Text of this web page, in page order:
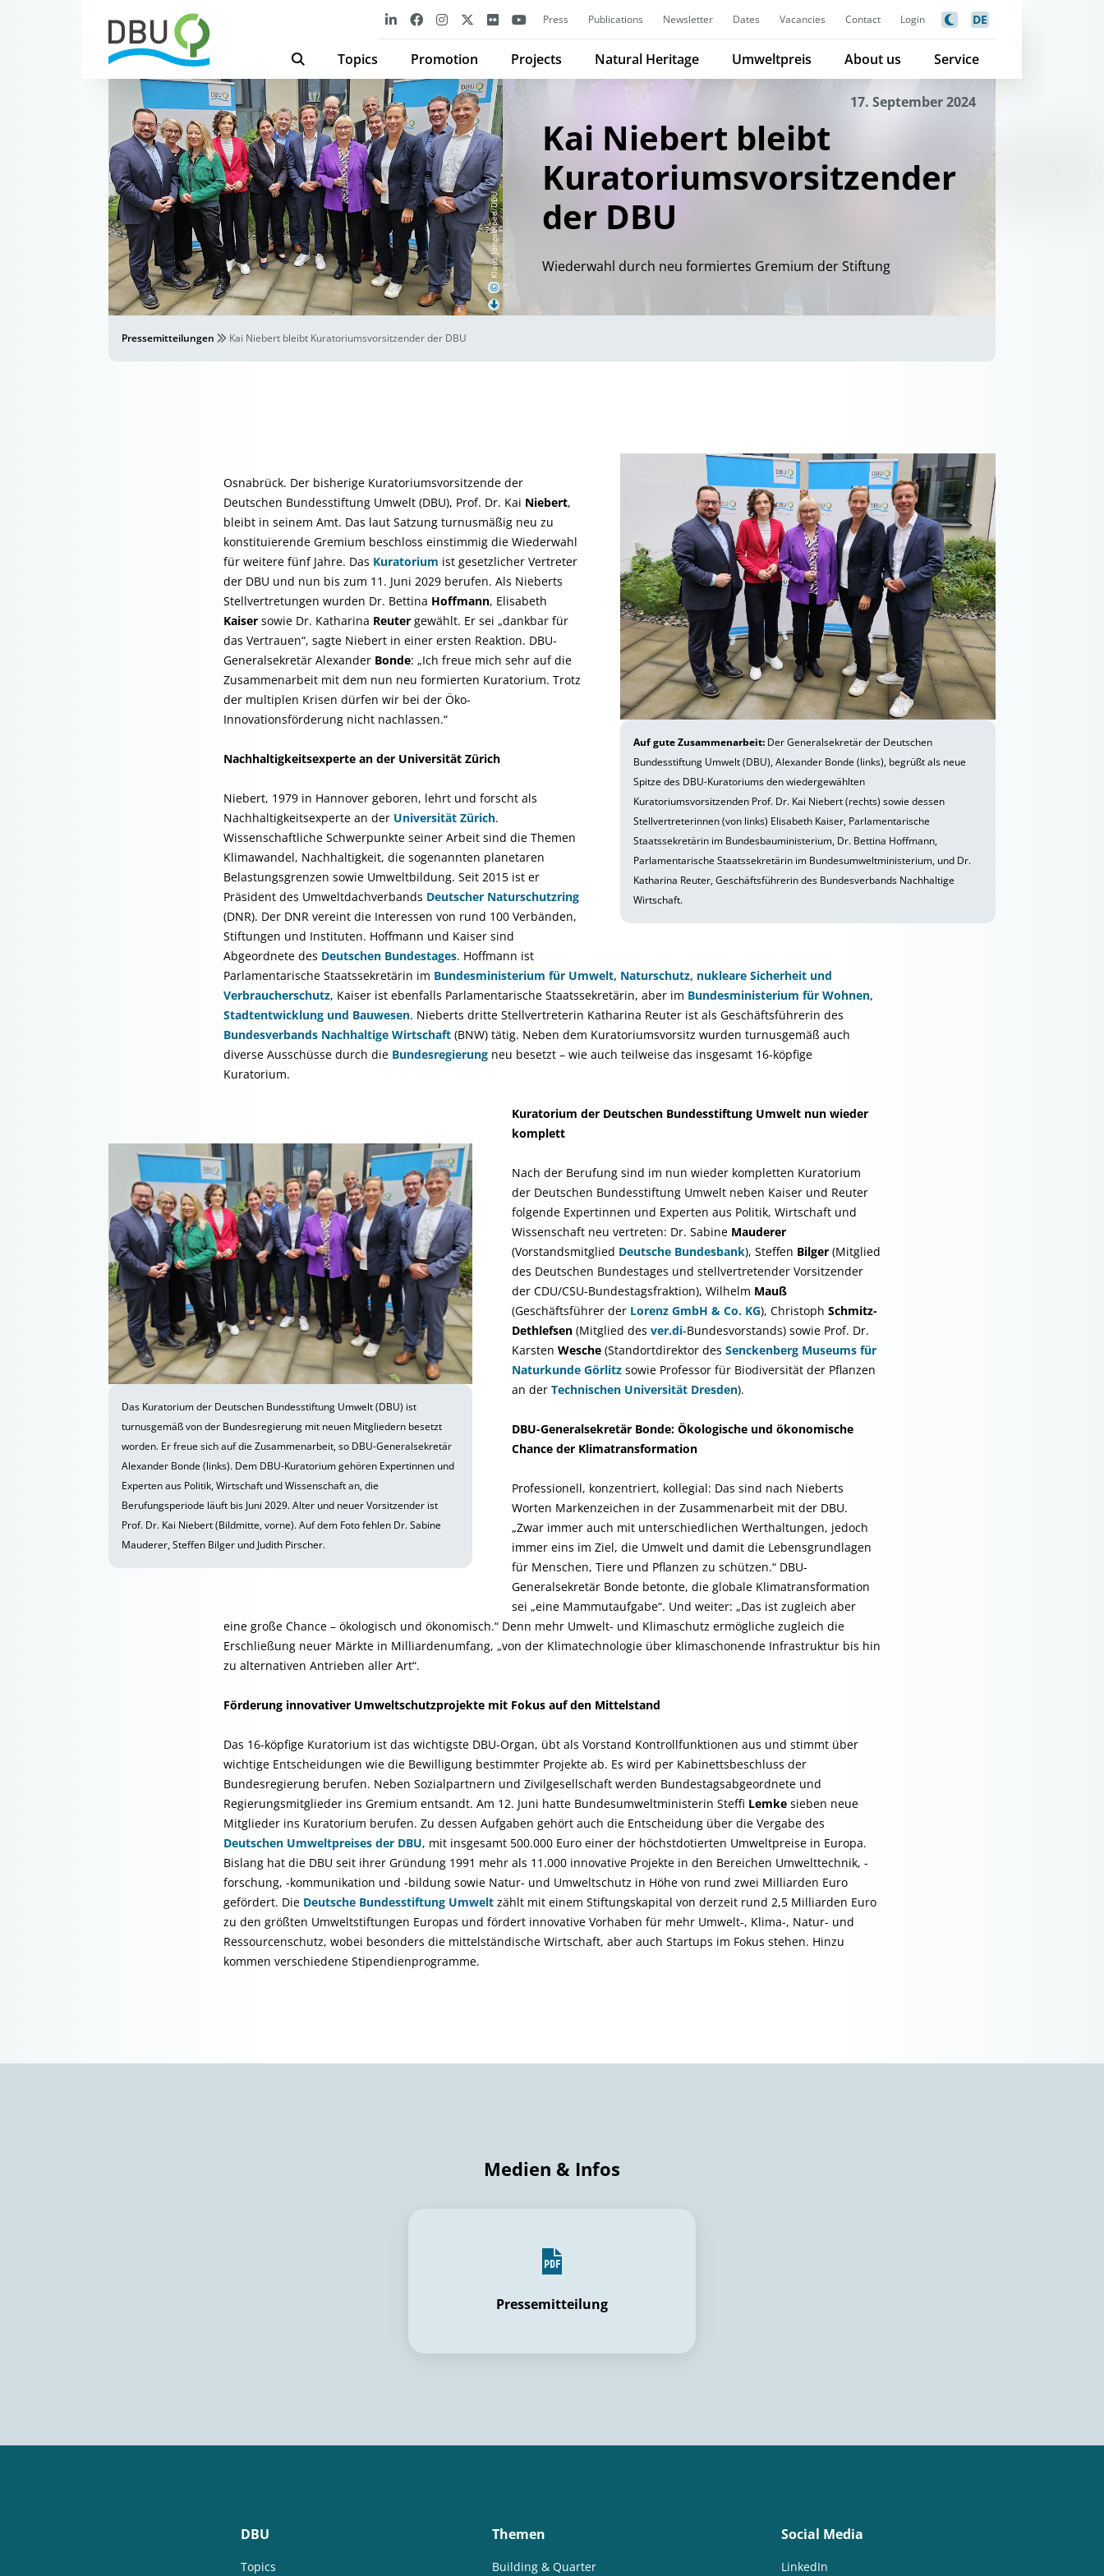
Press Publications Newsletter Dates Vacancies Contact Login DE
Topics Promotion Projects Natural Heritage Umweltpreis About us Service
©
Klaus Jongebloed/DBU
17. September 2024
Kai Niebert bleibt
Kuratoriumsvorsitzender
der DBU
Wiederwahl durch neu formiertes Gremium der Stiftung
Pressemitteilungen Kai Niebert bleibt Kuratoriumsvorsitzender der DBU
Auf gute Zusammenarbeit: Der Generalsekretär der Deutschen
Bundesstiftung Umwelt (DBU), Alexander Bonde (links), begrüßt als neue
Spitze des DBU-Kuratoriums den wiedergewählten
Kuratoriumsvorsitzenden Prof. Dr. Kai Niebert (rechts) sowie dessen
Stellvertreterinnen (von links) Elisabeth Kaiser, Parlamentarische
Staatssekretärin im Bundesbauministerium, Dr. Bettina Hoffmann,
Parlamentarische Staatssekretärin im Bundesumweltministerium, und Dr.
Katharina Reuter, Geschäftsführerin des Bundesverbands Nachhaltige
Wirtschaft.
Osnabrück. Der bisherige Kuratoriumsvorsitzende der
Deutschen Bundesstiftung Umwelt (DBU), Prof. Dr. Kai Niebert,
bleibt in seinem Amt. Das laut Satzung turnusmäßig neu zu
konstituierende Gremium beschloss einstimmig die Wiederwahl
für weitere fünf Jahre. Das Kuratorium ist gesetzlicher Vertreter
der DBU und nun bis zum 11. Juni 2029 berufen. Als Nieberts
Stellvertretungen wurden Dr. Bettina Hoffmann, Elisabeth
Kaiser sowie Dr. Katharina Reuter gewählt. Er sei „dankbar für
das Vertrauen“, sagte Niebert in einer ersten Reaktion. DBU-
Generalsekretär Alexander Bonde: „Ich freue mich sehr auf die
Zusammenarbeit mit dem nun neu formierten Kuratorium. Trotz
der multiplen Krisen dürfen wir bei der Öko-
Innovationsförderung nicht nachlassen.“
Nachhaltigkeitsexperte an der Universität Zürich
Niebert, 1979 in Hannover geboren, lehrt und forscht als
Nachhaltigkeitsexperte an der Universität Zürich.
Wissenschaftliche Schwerpunkte seiner Arbeit sind die Themen
Klimawandel, Nachhaltigkeit, die sogenannten planetaren
Belastungsgrenzen sowie Umweltbildung. Seit 2015 ist er
Präsident des Umweltdachverbands Deutscher Naturschutzring
(DNR). Der DNR vereint die Interessen von rund 100 Verbänden,
Stiftungen und Instituten. Hoffmann und Kaiser sind
Abgeordnete des Deutschen Bundestages. Hoffmann ist
Parlamentarische Staatssekretärin im Bundesministerium für Umwelt, Naturschutz, nukleare Sicherheit und
Verbraucherschutz, Kaiser ist ebenfalls Parlamentarische Staatssekretärin, aber im Bundesministerium für Wohnen,
Stadtentwicklung und Bauwesen. Nieberts dritte Stellvertreterin Katharina Reuter ist als Geschäftsführerin des
Bundesverbands Nachhaltige Wirtschaft (BNW) tätig. Neben dem Kuratoriumsvorsitz wurden turnusgemäß auch
diverse Ausschüsse durch die Bundesregierung neu besetzt – wie auch teilweise das insgesamt 16-köpfige
Kuratorium.
Das Kuratorium der Deutschen Bundesstiftung Umwelt (DBU) ist
turnusgemäß von der Bundesregierung mit neuen Mitgliedern besetzt
worden. Er freue sich auf die Zusammenarbeit, so DBU-Generalsekretär
Alexander Bonde (links). Dem DBU-Kuratorium gehören Expertinnen und
Experten aus Politik, Wirtschaft und Wissenschaft an, die
Berufungsperiode läuft bis Juni 2029. Alter und neuer Vorsitzender ist
Prof. Dr. Kai Niebert (Bildmitte, vorne). Auf dem Foto fehlen Dr. Sabine
Mauderer, Steffen Bilger und Judith Pirscher.
Kuratorium der Deutschen Bundesstiftung Umwelt nun wieder
komplett
Nach der Berufung sind im nun wieder kompletten Kuratorium
der Deutschen Bundesstiftung Umwelt neben Kaiser und Reuter
folgende Expertinnen und Experten aus Politik, Wirtschaft und
Wissenschaft neu vertreten: Dr. Sabine Mauderer
(Vorstandsmitglied Deutsche Bundesbank), Steffen Bilger (Mitglied
des Deutschen Bundestages und stellvertretender Vorsitzender
der CDU/CSU-Bundestagsfraktion), Wilhelm Mauß
(Geschäftsführer der Lorenz GmbH & Co. KG), Christoph Schmitz-
Dethlefsen (Mitglied des ver.di-Bundesvorstands) sowie Prof. Dr.
Karsten Wesche (Standortdirektor des Senckenberg Museums für
Naturkunde Görlitz sowie Professor für Biodiversität der Pflanzen
an der Technischen Universität Dresden).
DBU-Generalsekretär Bonde: Ökologische und ökonomische
Chance der Klimatransformation
Professionell, konzentriert, kollegial: Das sind nach Nieberts
Worten Markenzeichen in der Zusammenarbeit mit der DBU.
„Zwar immer auch mit unterschiedlichen Werthaltungen, jedoch
immer eins im Ziel, die Umwelt und damit die Lebensgrundlagen
für Menschen, Tiere und Pflanzen zu schützen.“ DBU-
Generalsekretär Bonde betonte, die globale Klimatransformation
sei „eine Mammutaufgabe“. Und weiter: „Das ist zugleich aber
eine große Chance – ökologisch und ökonomisch.“ Denn mehr Umwelt- und Klimaschutz ermögliche zugleich die
Erschließung neuer Märkte in Milliardenumfang, „von der Klimatechnologie über klimaschonende Infrastruktur bis hin
zu alternativen Antrieben aller Art“.
Förderung innovativer Umweltschutzprojekte mit Fokus auf den Mittelstand
Das 16-köpfige Kuratorium ist das wichtigste DBU-Organ, übt als Vorstand Kontrollfunktionen aus und stimmt über
wichtige Entscheidungen wie die Bewilligung bestimmter Projekte ab. Es wird per Kabinettsbeschluss der
Bundesregierung berufen. Neben Sozialpartnern und Zivilgesellschaft werden Bundestagsabgeordnete und
Regierungsmitglieder ins Gremium entsandt. Am 12. Juni hatte Bundesumweltministerin Steffi Lemke sieben neue
Mitglieder ins Kuratorium berufen. Zu dessen Aufgaben gehört auch die Entscheidung über die Vergabe des
Deutschen Umweltpreises der DBU, mit insgesamt 500.000 Euro einer der höchstdotierten Umweltpreise in Europa.
Bislang hat die DBU seit ihrer Gründung 1991 mehr als 11.000 innovative Projekte in den Bereichen Umwelttechnik, -
forschung, -kommunikation und -bildung sowie Natur- und Umweltschutz in Höhe von rund zwei Milliarden Euro
gefördert. Die Deutsche Bundesstiftung Umwelt zählt mit einem Stiftungskapital von derzeit rund 2,5 Milliarden Euro
zu den größten Umweltstiftungen Europas und fördert innovative Vorhaben für mehr Umwelt-, Klima-, Natur- und
Ressourcenschutz, wobei besonders die mittelständische Wirtschaft, aber auch Startups im Fokus stehen. Hinzu
kommen verschiedene Stipendienprogramme.
Medien & Infos
Pressemitteilung
DBU
Topics
Themen
Building & Quarter
Social Media
LinkedIn